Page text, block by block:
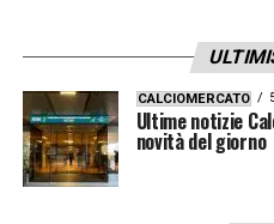
CALCIOMERCATO
Ultime notizie
novità del giorno